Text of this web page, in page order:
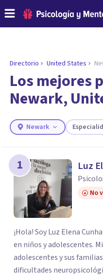
ENCONTRAR MI
¿Necesitas
psicólogo
Responde a unas breves
necesidades.
Directorio United States
Los mejores
Newark,
Newark
1 Luz
No
¡Hola! Soy Luz Elena
en niños y adolescentes.
adolescentes y sus
dificultades